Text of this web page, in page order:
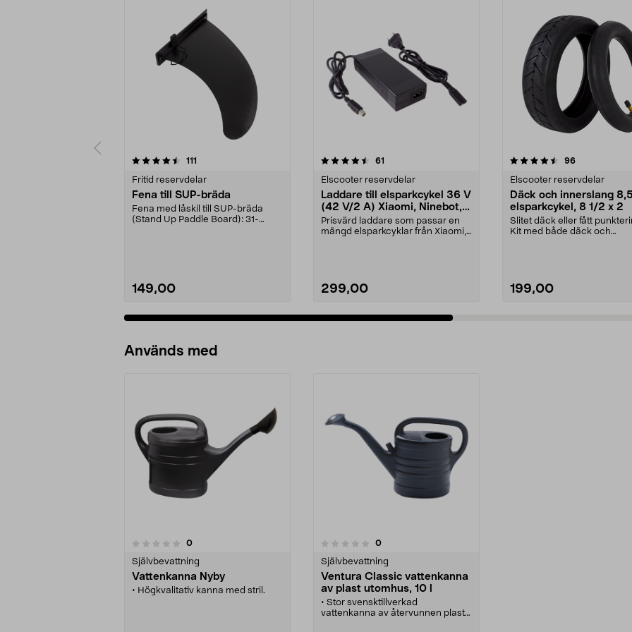
111
Fritid reservdelar
Fena till SUP-bräda
Fena med låskil till SUP-bräda
(Stand Up Paddle Board): 31-
149,00
4.5 av 5 stjärnor 61
Elscooter reservdelar
Laddare till elsparkcykel 36 V
(42 V/2 A) Xiaomi, Ninebot,
E-Way m.fl.
Prisvärd laddare som passar en
mängd elsparkcyklar från Xiaomi,
299,00
4.5 av 5 stjärnor 96recensioner
Elscooter reservdelar
Däck och innerslang
elsparkcykel, 8 1/2 x 2
Slitet däck eller fått
Kit med både däck och
199,00
4.5 av 5 stjärnor
Används med
0recensioner
Självbevattning
Vattenkanna Nyby
• Högkvalitativ kanna med stril.
0.0 av 5 stjärnor 0recensioner
Självbevattning
Ventura Classic vattenkanna
av plast utomhus, 10 l
• Stor svensktillverkad
vattenkanna av återvunnen plast.